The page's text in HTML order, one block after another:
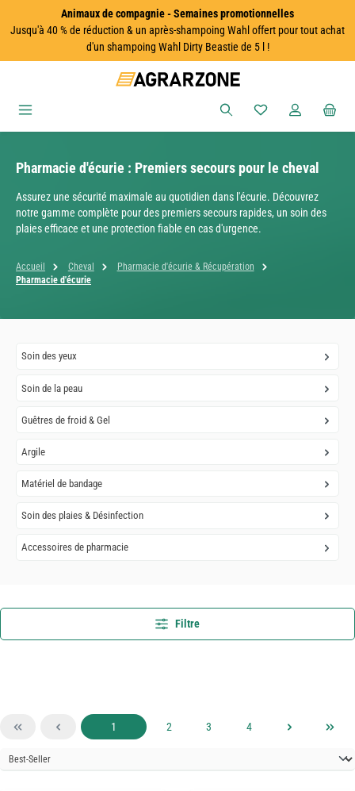
Passer au contenu principalAnimaux de compagnie - Semaines promotionnelles
Jusqu'à 40 % de réduction & un après-shampoing Wahl offert pour tout achat
d'un shampoing Wahl Dirty Beastie de 5 l !
Vous avez 0
Pharmacie d'écurie : Premiers secours pour le cheval
Assurez une sécurité maximale au quotidien dans l'écurie. Découvrez
notre gamme complète pour des premiers secours rapides, un soin des
plaies efficace et une protection fiable en cas d'urgence.
Accueil Cheval
Pharmacie d'écurie & Récupération
Pharmacie d'écurie
Soin des yeux
Soin de la peau
Guêtres de froid & Gel
Argile
Matériel de bandage
Soin des plaies & Désinfection
Accessoires de pharmacie
Filtre
Page
1 Page
2 Page
3 Page
4